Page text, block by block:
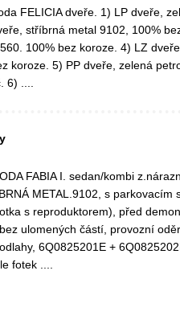
FELICIA dveře. 1) LP dveře,
stříbrná metal 9102, 100%
100% bez koroze. 4) LZ
koroze. 5) PP dveře, zelená
6) ....
FABIA I. sedan/kombi
METAL.9102, s parkovacím
s reproduktorem), před
ulomených částí, provozní
6Q0825201E +
fotek ....